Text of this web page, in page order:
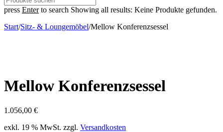
press Enterto search Showing all results: Keine Produkte gefunden.
Start/Sitz- & Loungemöbel/Mellow Konferenzsessel
Mellow Konferenzsessel
1.056,00 €
exkl. 19 % MwSt. zzgl. Versandkosten